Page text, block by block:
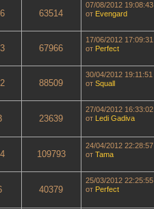
63514
07/08/2012 19:08:43
от Evengard
67966
17/06/2012 17:09:31
от Perfect
88509
30/04/2012 19:11:51
отSquall
23639
27/04/2012 16:33:02
от Ledi Gadiva
109793
24/04/2012 22:28:57
отTama
40379
25/03/2012 22:25:55
от Perfect